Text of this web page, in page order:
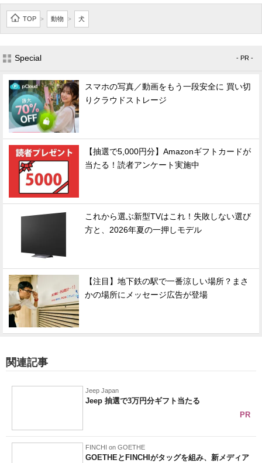
TOP > 動物 > 犬
Special - PR -
スマホの写真／動画をもう一段安全に 買い切
りクラウドストレージ
【抽選で5,000円分】Amazonギフトカードが
当たる！読者アンケート実施中
これから選ぶ新型TVはこれ！失敗しない選び
方と、2026年夏の一押しモデル
【注目】地下鉄の駅で一番涼しい場所？まさ
かの場所にメッセージ広告が登場
関連記事
Jeep Japan
Jeep 抽選で3万円分ギフト当たる
PR
FINCHI on GOETHE
GOETHEとFINCHIがタッグを組み、新メディア